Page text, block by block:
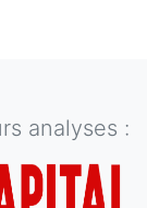
analyses :